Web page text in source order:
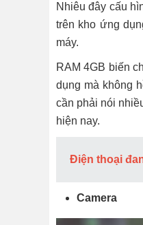
Nhiêu đây cấu
trên kho ứng
máy.
RAM 4GB biến
dụng mà không
cần phải nói
hiện nay.
Điện thoại
Camera